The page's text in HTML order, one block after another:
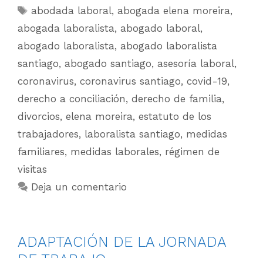
abodada laboral,abogada elena moreira,
abogada laboralista, abogado laboral,
abogado laboralista, abogado laboralista
santiago, abogado santiago, asesoría laboral,
coronavirus, coronavirus santiago, covid-19,
derecho a conciliación, derecho de familia,
divorcios, elena moreira, estatuto de los
trabajadores, laboralista santiago, medidas
familiares, medidas laborales, régimen de
visitas
Deja un comentario
ADAPTACIÓN DE LA JORNADA